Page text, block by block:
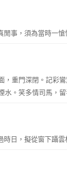
事，須為當時一愴
重門深閉。記彩
。笑多情司馬，留
日，擬從窗下躡雲